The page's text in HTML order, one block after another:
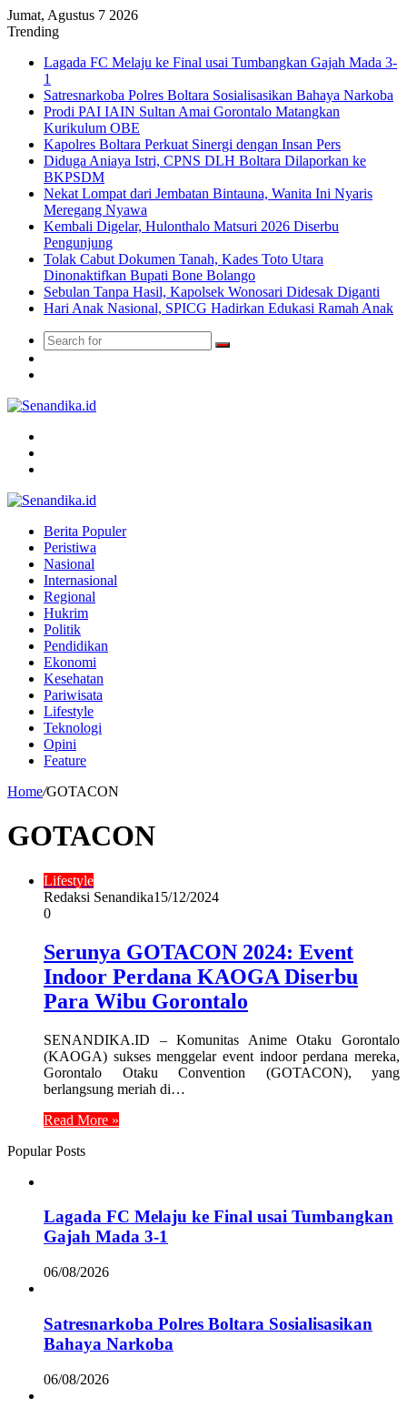
Jumat, Agustus 7 2026
Trending
Lagada FC Melaju ke Final usai Tumbangkan Gajah Mada 3-
1
Satresnarkoba Polres Boltara Sosialisasikan Bahaya Narkoba
Prodi PAI IAIN Sultan Amai Gorontalo Matangkan
Kurikulum OBE
Kapolres Boltara Perkuat Sinergi dengan Insan Pers
Diduga Aniaya Istri, CPNS DLH Boltara Dilaporkan ke
BKPSDM
Nekat Lompat dari Jembatan Bintauna, Wanita Ini Nyaris
Meregang Nyawa
Kembali Digelar, Hulonthalo Matsuri 2026 Diserbu
Pengunjung
Tolak Cabut Dokumen Tanah, Kades Toto Utara
Dinonaktifkan Bupati Bone Bolango
Sebulan Tanpa Hasil, Kapolsek Wonosari Didesak Diganti
Hari Anak Nasional, SPICG Hadirkan Edukasi Ramah Anak
Search
Berita Populer
Peristiwa
Nasional
Internasional
Regional
Hukrim
Politik
Pendidikan
Ekonomi
Kesehatan
Pariwisata
Lifestyle
Teknologi
Opini
Feature
Home/GOTACON
GOTACON
Lifestyle
Redaksi Senandika15/12/2024
0
Serunya GOTACON 2024: Event
Indoor Perdana KAOGA Diserbu
Para Wibu Gorontalo
SENANDIKA.ID – Komunitas Anime Otaku Gorontalo
(KAOGA) sukses menggelar event indoor perdana mereka,
Gorontalo Otaku Convention (GOTACON), yang
berlangsung meriah di…
Read More »
Popular Posts
Lagada FC Melaju ke Final usai Tumbangkan
Gajah Mada 3-1
06/08/2026
Satresnarkoba Polres Boltara Sosialisasikan
Bahaya Narkoba
06/08/2026